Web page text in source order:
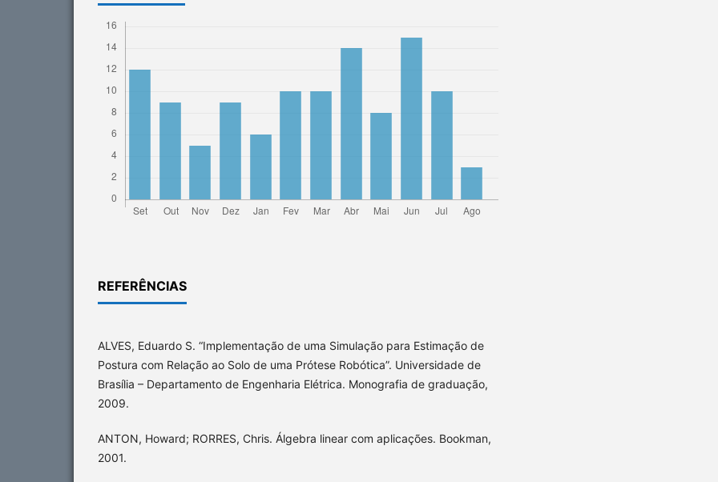
REFERÊNCIAS
ALVES, Eduardo S. “Implementação de uma Simulação para Estimação de
Postura com Relação ao Solo de uma Prótese Robótica”. Universidade de
Brasília – Departamento de Engenharia Elétrica. Monografia de graduação,
2009.
ANTON, Howard; RORRES, Chris. Álgebra linear com aplicações. Bookman,
2001.